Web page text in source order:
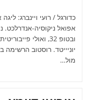
אפואל ניקוסיה-אנדרלכט.
יוניייטד. רוסטוב
מול…